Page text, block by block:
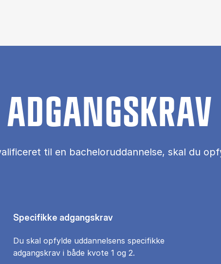
ADGANGSKRAV
til en bacheloruddannelse, skal du
Specifikke adgangskrav
Du skal opfylde uddannelsens specifikke
adgangskrav i både kvote 1 og 2.